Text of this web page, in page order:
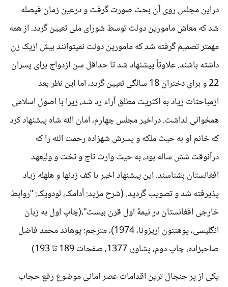
دراین مجلس روی آن بحث صورت گرفت و درعین زمان فیصله
شد که معاش مامورین دولت توسط شورای ملی تعیین گردد. از همه
مهمتر تصمیم گرفته شد که مامورین دولت نمیتوانند بیش ازیک زن
داشته باشند. علاوتاً پیشنهاد شد تا حداقل سن ازدواج برای پسران
22 و برای دختران 18 سالگی تعیین گردد، اما این نظر بعد
ازمباحثات زیاد به اکثریت مطلق آراء رد شد، زیرا با اصول اسلامی
همخوانی نداشت. دراخیر مجلس چهارم، امان الله شاه پیشنهاد کرد
که خانم او به حیث ملکه و پسرش شهزاده رحمت الله را که
درآنوقت شش ساله بود، به حیث وارث تاج و تخت و ولیعهد
افغانستان بشناسند. این پیشنهاد اخیر با کف زدنها و هلهله زیاد
پذیرفته شد و تصویب گردید. (شرح مزید: آدامک، لودویک: "روابط
خارجی افغانستان در نیمۀ اول قرن بیست"،(چاپ اول به زبان
انگلیسی، پوهنتون اریزونا، 1974)، مترجم: پوهاند محمد فاضل
صاحبزاده، چاپ دوم، پشاور، 1377، صفحات 189 تا 193)
یکی از پر جنجال ترین اقدامات عصر امانی موضوع رفع حجاب